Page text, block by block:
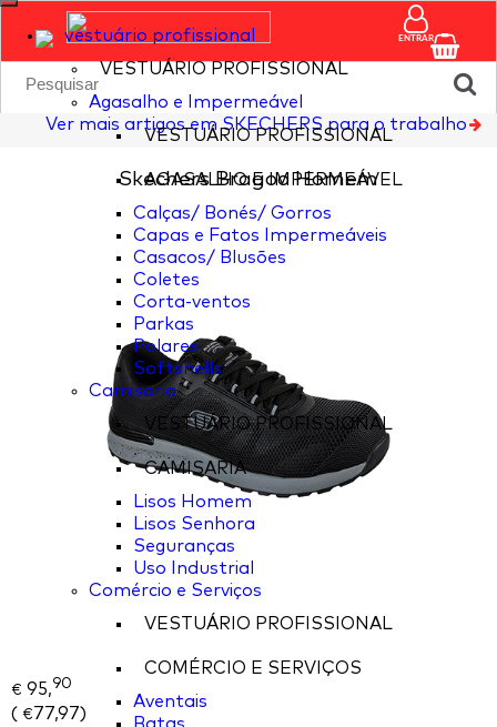
vestuário profissional
VESTUÁRIO PROFISSIONAL
Agasalho e Impermeável
VESTUÁRIO PROFISSIONAL
AGASALHO E IMPERMEÁVEL
Calças/ Bonés/ Gorros
Capas e Fatos Impermeáveis
Casacos/ Blusões
Coletes
Corta-ventos
Parkas
Polares
Softshells
Camisaria
VESTUÁRIO PROFISSIONAL
CAMISARIA
Lisos Homem
Lisos Senhora
Seguranças
Uso Industrial
Comércio e Serviços
VESTUÁRIO PROFISSIONAL
COMÉRCIO E SERVIÇOS
Aventais
ENTRAR
Ver mais artigos em SKECHERS para o trabalho
Skechers Bragoo Homem
€ 95,90
( €77,97)